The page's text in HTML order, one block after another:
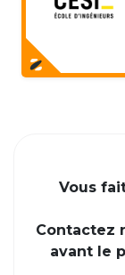
Vous
Contactez
avant le